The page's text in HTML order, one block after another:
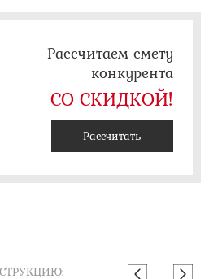
Рассчитаем смету
конкурента
СО СКИДКОЙ!
Рассчитать